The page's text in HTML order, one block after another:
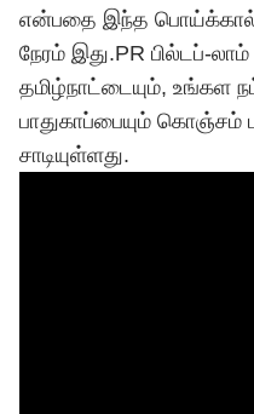
என்பதை இந்த பொய்க்கால்
நேரம் இது.PR பில்டப்-
தமிழ்நாட்டையும், உங்கள
பாதுகாப்பையும் கொஞ்சம்
சாடியுள்ளது.